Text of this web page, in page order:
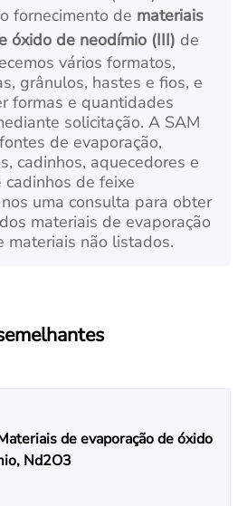
fornecimento de materiais
óxido de neodímio (III) de
vários formatos,
grânulos, hastes e fios, e
formas e quantidades
solicitação. A SAM
de evaporação,
cadinhos, aquecedores e
de feixe
uma consulta para obter
materiais de evaporação
materiais não listados.
de evaporação de óxido
Nd2O3